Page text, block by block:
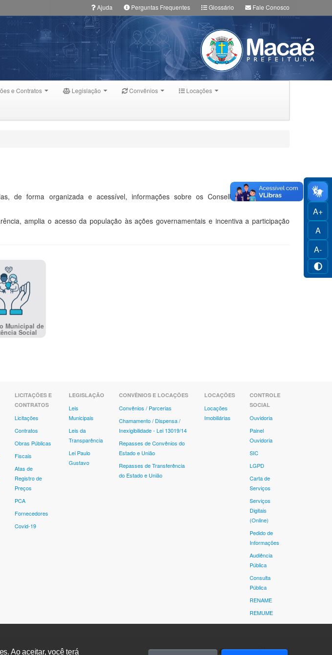
A+
A
A-
Ajuda Perguntas Frequentes Glossário Fale Conosco
e Contratos Legislação Convênios Locações
de forma organizada e acessível, informações sobre os Conselhos Municipais da
amplia o acesso da população às ações governamentais e incentiva a participação
Municipal de
Social
LICITAÇÕES E
CONTRATOS
Licitações
Contratos
Obras Públicas
Fiscais
Atas de
Registro de
Preços
PCA
Fornecedores
Covid-19
LEGISLAÇÃO
Leis
Municipais
Leis da
Transparência
Lei Paulo
Gustavo
CONVÊNIOS E LOCAÇÕES
Convênios / Parcerias
Chamamento / Dispensa /
Inexigibilidade - Lei 13019/14
Repasses de Convênios do
Estado e União
Repasses de Transferência
do Estado e União
LOCAÇÕES
Locações
Imobiliárias
CONTROLE
SOCIAL
Ouvidoria
Painel
Ouvidoria
SIC
LGPD
Carta de
Serviços
Serviços
Digitais
(Online)
Pedido de
Informações
Audiência
Pública
Consulta
Pública
RENAME
REMUME
Ao aceitar, você terá